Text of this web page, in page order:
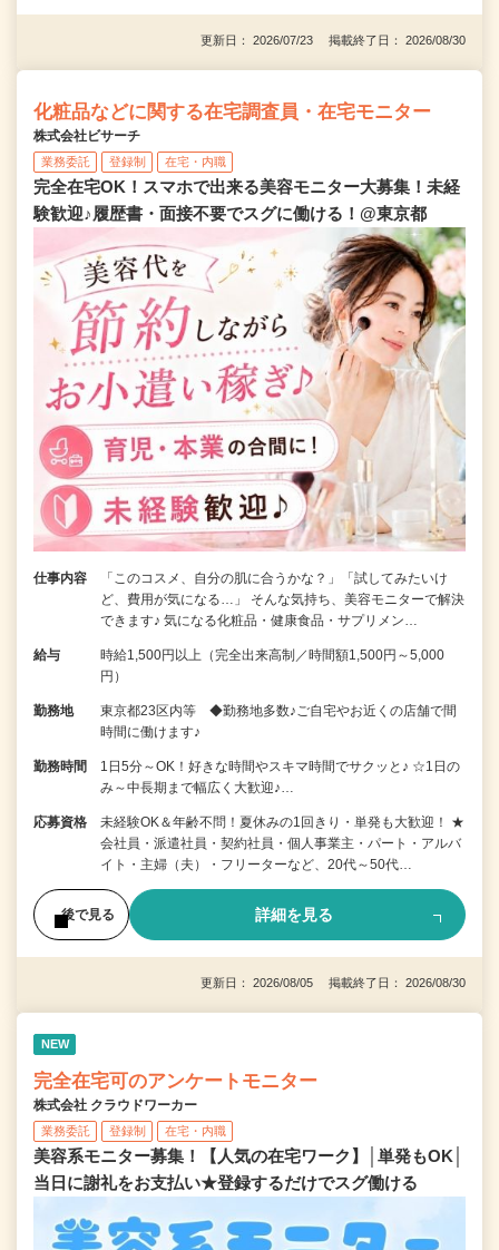
更新日： 2026/07/23 掲載終了日： 2026/08/30
化粧品などに関する在宅調査員・在宅モニター
株式会社ビサーチ
業務委託 登録制 在宅・内職
完全在宅OK！スマホで出来る美容モニター大募集！未経
験歓迎♪履歴書・面接不要でスグに働ける！@東京都
仕事内容
「このコスメ、自分の肌に合うかな？」「試してみたいけ
ど、費用が気になる…」 そんな気持ち、美容モニターで解決
できます♪ 気になる化粧品・健康食品・サプリメン…
給与
時給1,500円以上（完全出来高制／時間額1,500円～5,000
円）
勤務地
東京都23区内等 ◆勤務地多数♪ご自宅やお近くの店舗で間
時間に働けます♪
勤務時間
1日5分～OK！好きな時間やスキマ時間でサクッと♪ ☆1日の
み～中長期まで幅広く大歓迎♪…
応募資格
未経験OK＆年齢不問！夏休みの1回きり・単発も大歓迎！ ★
会社員・派遣社員・契約社員・個人事業主・パート・アルバ
イト・主婦（夫）・フリーターなど、20代～50代…
後で見る 詳細を見る
更新日： 2026/08/05 掲載終了日： 2026/08/30
NEW
完全在宅可のアンケートモニター
株式会社 クラウドワーカー
業務委託 登録制 在宅・内職
美容系モニター募集！【人気の在宅ワーク】│単発もOK│
当日に謝礼をお支払い★登録するだけでスグ働ける